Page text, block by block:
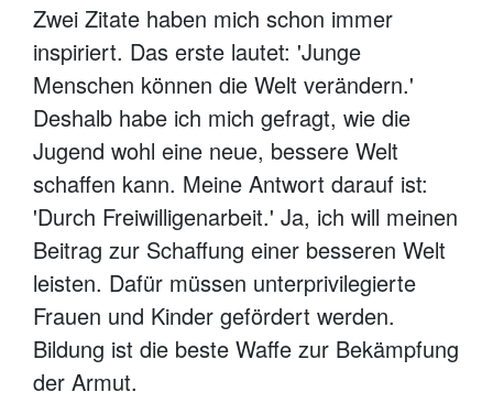
Zwei Zitate haben mich schon immer
inspiriert. Das erste lautet: 'Junge
Menschen können die Welt verändern.'
Deshalb habe ich mich gefragt, wie die
Jugend wohl eine neue, bessere Welt
schaffen kann. Meine Antwort darauf ist:
'Durch Freiwilligenarbeit.' Ja, ich will meinen
Beitrag zur Schaffung einer besseren Welt
leisten. Dafür müssen unterprivilegierte
Frauen und Kinder gefördert werden.
Bildung ist die beste Waffe zur Bekämpfung
der Armut.